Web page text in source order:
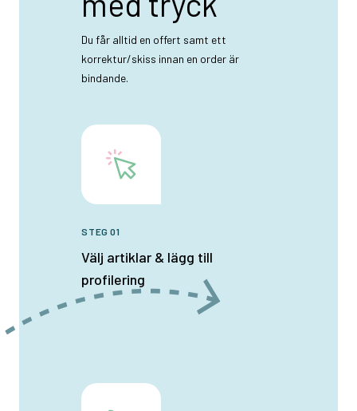
Du får alltid en offert samt ett
korrektur/skiss innan en order är
bindande.
STEG 01
Välj artiklar & lägg till
profilering